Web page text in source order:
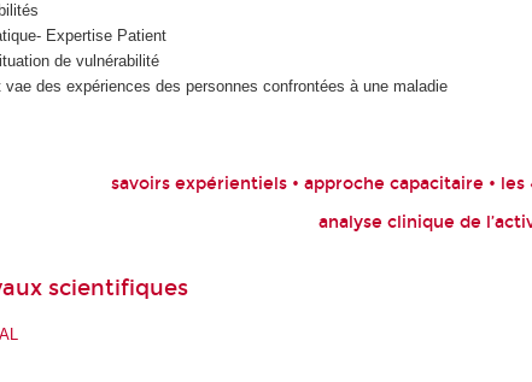
Expertise Patient
de vulnérabilité
des expériences des personnes confrontées à une maladie
savoirs expérientiels • approche capacitaire •
analyse clinique de
scientifiques